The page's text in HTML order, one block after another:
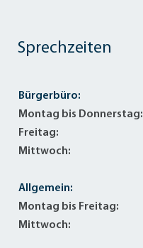
Sprechzeiten
Bürgerbüro:
Montag bis Donnerstag:
Freitag:
Mittwoch:
Allgemein:
Montag bis Freitag:
Mittwoch: